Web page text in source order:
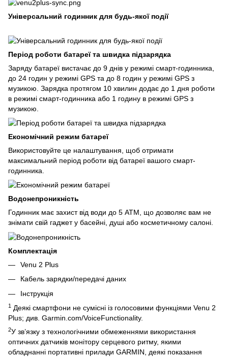
Універсальний годинник для будь-якої події
Період роботи батареї та швидка підзарядка
Заряду батареї вистачає до 9 днів у режимі смарт-годинника,
до 24 годин у режимі GPS та до 8 годин у режимі GPS з
музикою. Зарядка протягом 10 хвилин додає до 1 дня роботи
в режимі смарт-годинника або 1 годину в режимі GPS з
музикою.
Економічний режим батареї
Використовуйте це налаштування, щоб отримати
максимальний період роботи від батареї вашого смарт-
годинника.
Водонепроникність
Годинник має захист від води до 5 АТМ, що дозволяє вам не
знімати свій гаджет у басейні, душі або косметичному салоні.
Комплектація
Venu 2 Plus
Кабель зарядки/передачі даних
Інструкція
1 Деякі смартфони не сумісні із голосовими функціями Venu 2
Plus; див. Garmin.com/VoiceFunctionality.
2У зв’язку з технологічними обмеженнями використання
оптичних датчиків монітору серцевого ритму, якими
обладнанні портативні прилади GARMIN, деякі показання